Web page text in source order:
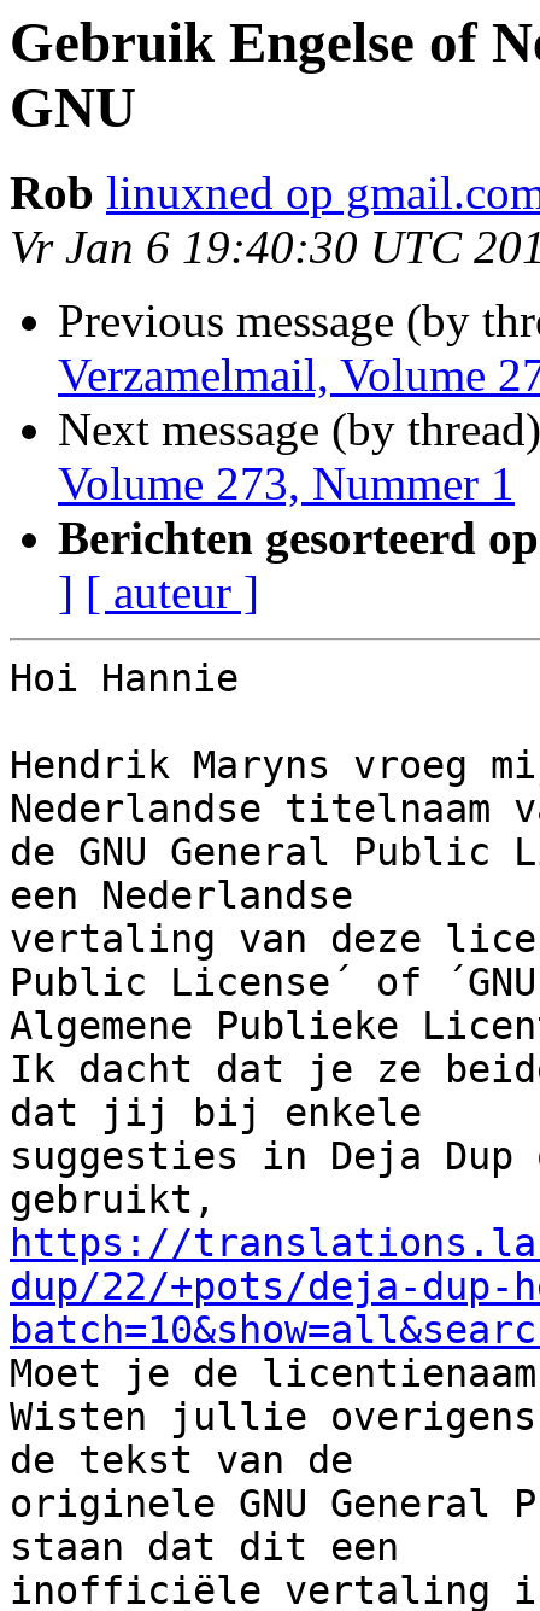
Gebruik Engelse of
GNU
Rob linuxned op
Vr Jan 6 19:40:30 UTC
Previous message (by
Verzamelmail, Volume
Next message (by
Volume 273, Nummer 1
Berichten gesorteerd
] [ auteur ]
Hoi Hannie
Hendrik Maryns vroeg
Nederlandse titelnaam
de GNU General Public
een Nederlandse
vertaling van deze
Public License´ of ´GNU
Algemene Publieke
Ik dacht dat je ze
dat jij bij enkele
suggesties in Deja Dup
https://
dup/22/+pots/deja-
Moet je de
Wisten jullie
de tekst van de
originele GNU General
staan dat dit een